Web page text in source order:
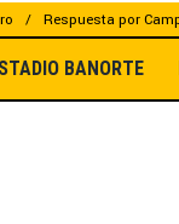
Respuesta por
BANORTE